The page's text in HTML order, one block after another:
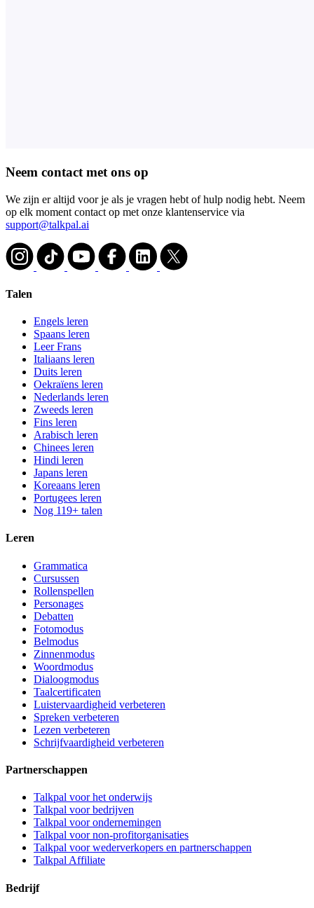
Neem contact met ons op
We zijn er altijd voor je als je vragen hebt of hulp nodig hebt. Neem
op elk moment contact op met onze klantenservice via
support@talkpal.ai
Talen
Engels leren
Spaans leren
Leer Frans
Italiaans leren
Duits leren
Oekraïens leren
Nederlands leren
Zweeds leren
Fins leren
Arabisch leren
Chinees leren
Hindi leren
Japans leren
Koreaans leren
Portugees leren
Nog 119+ talen
Leren
Grammatica
Cursussen
Rollenspellen
Personages
Debatten
Fotomodus
Belmodus
Zinnenmodus
Woordmodus
Dialoogmodus
Taalcertificaten
Luistervaardigheid verbeteren
Spreken verbeteren
Lezen verbeteren
Schrijfvaardigheid verbeteren
Partnerschappen
Talkpal voor het onderwijs
Talkpal voor bedrijven
Talkpal voor ondernemingen
Talkpal voor non-profitorganisaties
Talkpal voor wederverkopers en partnerschappen
Talkpal Affiliate
Bedrijf